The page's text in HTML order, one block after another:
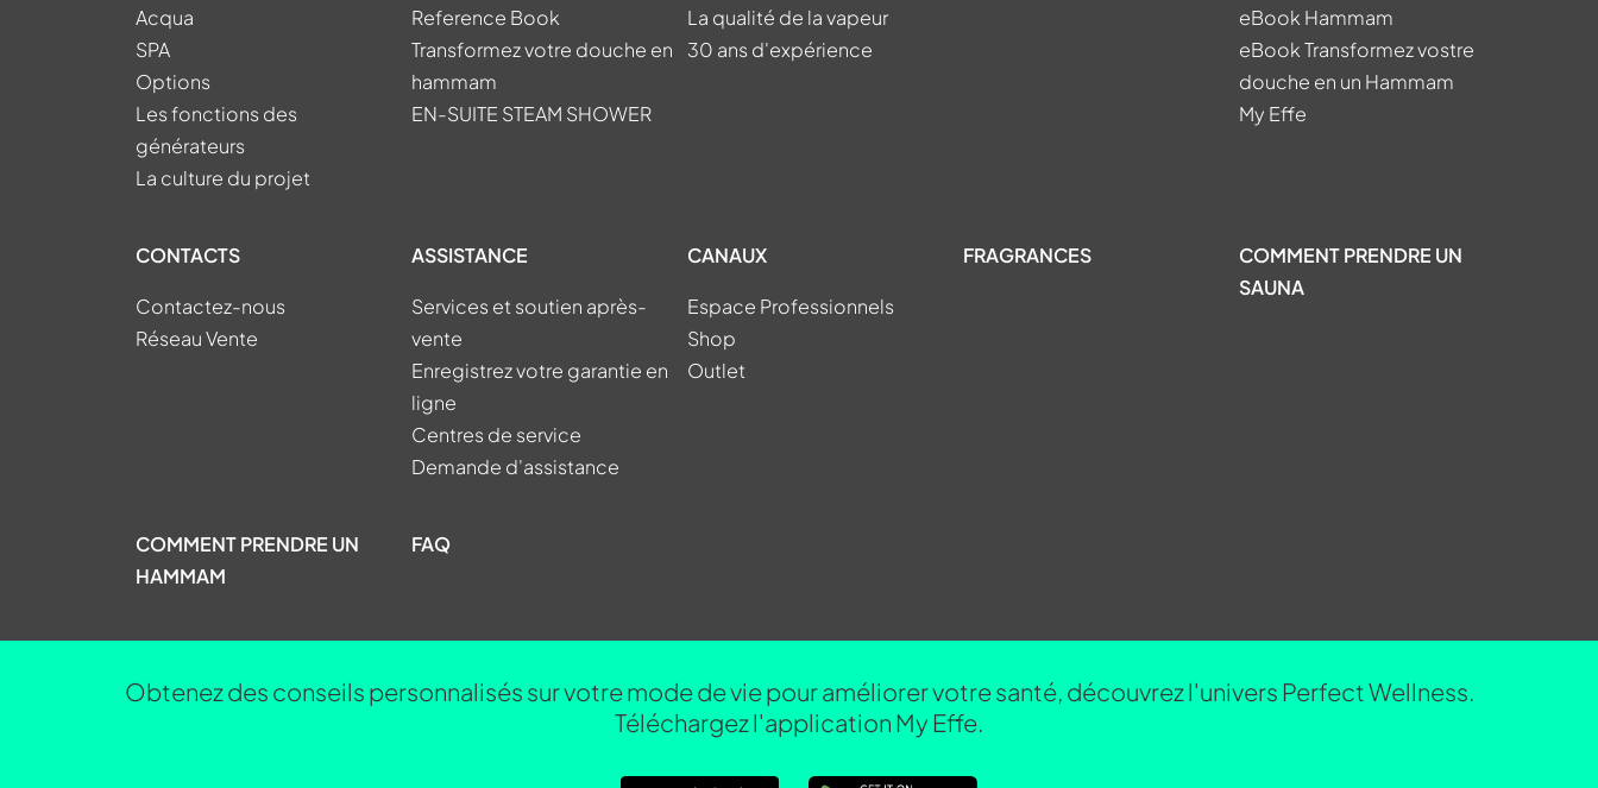
Acqua
SPA
Options
Les fonctions des
générateurs
La culture du projet
Reference Book
Transformez votre douche en
hammam
EN-SUITE STEAM SHOWER
La qualité de la vapeur
30 ans d'expérience
eBook Hammam
eBook Transformez vostre
douche en un Hammam
My Effe
CONTACTS
Contactez-nous
Réseau Vente
ASSISTANCE
Services et soutien après-
vente
Enregistrez votre garantie en
ligne
Centres de service
Demande d'assistance
CANAUX
Espace Professionnels
Shop
Outlet
FRAGRANCES
COMMENT PRENDRE UN
SAUNA
COMMENT PRENDRE UN
HAMMAM
FAQ
Obtenez des conseils personnalisés sur votre mode de vie pour améliorer votre santé, découvrez l'univers Perfect Wellness.
Téléchargez l'application My Effe.